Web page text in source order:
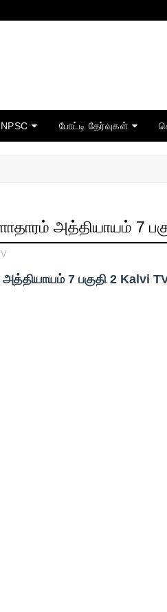
போட்டி தேர்வுகள்
அத்தியாயம் 7
7 பகுதி 2 Kalvi